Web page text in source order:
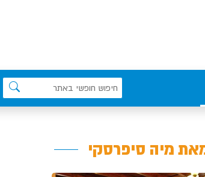
מיה סיפרסקי